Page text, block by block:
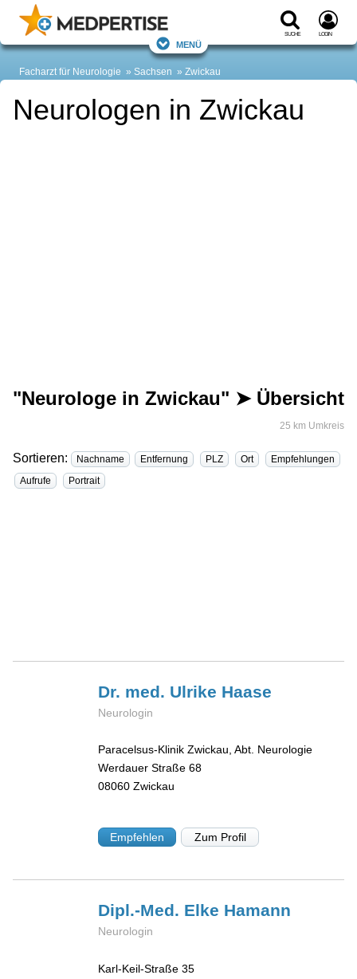
Suche Login
Menü
Facharzt für Neurologie Sachsen Zwickau
Neurologen in Zwickau
"Neurologe in Zwickau" ➤ Übersicht
25 km Umkreis
Sortieren: Nachname Entfernung PLZ Ort
Empfehlungen
Aufrufe
Portrait
Dr. med. Ulrike Haase
Neurologin
Paracelsus-Klinik Zwickau, Abt. Neurologie
Werdauer Straße 68
08060 Zwickau
Empfehlen Zum Profil
Dipl.-Med. Elke Hamann
Neurologin
Karl-Keil-Straße 35